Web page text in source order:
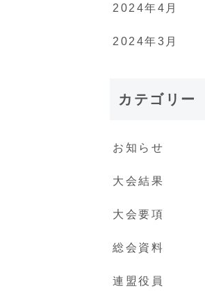
2024年4月
2024年3月
カテゴリー
お知らせ
大会結果
大会要項
総会資料
連盟役員